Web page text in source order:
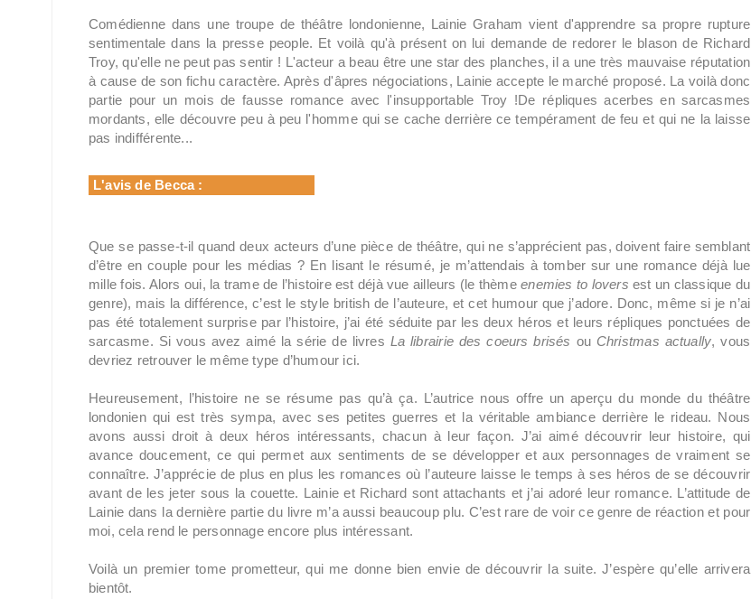
Comédienne dans une troupe de théâtre londonienne, Lainie Graham vient d'apprendre sa propre rupture
sentimentale dans la presse people. Et voilà qu'à présent on lui demande de redorer le blason de Richard
Troy, qu'elle ne peut pas sentir ! L'acteur a beau être une star des planches, il a une très mauvaise réputation
à cause de son fichu caractère. Après d'âpres négociations, Lainie accepte le marché proposé. La voilà donc
partie pour un mois de fausse romance avec l'insupportable Troy !De répliques acerbes en sarcasmes
mordants, elle découvre peu à peu l'homme qui se cache derrière ce tempérament de feu et qui ne la laisse
pas indifférente...
L'avis de Becca :
Que se passe-t-il quand deux acteurs d’une pièce de théâtre, qui ne s’apprécient pas, doivent faire semblant
d’être en couple pour les médias ? En lisant le résumé, je m’attendais à tomber sur une romance déjà lue
mille fois. Alors oui, la trame de l’histoire est déjà vue ailleurs (le thèmeenemies to lovers est un classique du
genre), mais la différence, c’est le style british de l’auteure, et cet humour que j’adore. Donc, même si je n’ai
pas été totalement surprise par l’histoire, j’ai été séduite par les deux héros et leurs répliques ponctuées de
sarcasme. Si vous avez aimé la série de livres La librairie des coeurs brisés ou Christmas actually, vous
devriez retrouver le même type d’humour ici.
Heureusement, l’histoire ne se résume pas qu’à ça. L’autrice nous offre un aperçu du monde du théâtre
londonien qui est très sympa, avec ses petites guerres et la véritable ambiance derrière le rideau. Nous
avons aussi droit à deux héros intéressants, chacun à leur façon. J’ai aimé découvrir leur histoire, qui
avance doucement, ce qui permet aux sentiments de se développer et aux personnages de vraiment se
connaître. J’apprécie de plus en plus les romances où l’auteure laisse le temps à ses héros de se découvrir
avant de les jeter sous la couette. Lainie et Richard sont attachants et j’ai adoré leur romance. L’attitude de
Lainie dans la dernière partie du livre m’a aussi beaucoup plu. C’est rare de voir ce genre de réaction et pour
moi, cela rend le personnage encore plus intéressant.
Voilà un premier tome prometteur, qui me donne bien envie de découvrir la suite. J’espère qu’elle arrivera
bientôt.